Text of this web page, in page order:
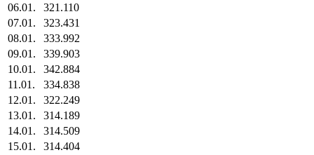
06.01.
321.110
07.01.
323.431
08.01.
333.992
09.01.
339.903
10.01.
342.884
11.01.
334.838
12.01.
322.249
13.01.
314.189
14.01.
314.509
15.01.
314.404